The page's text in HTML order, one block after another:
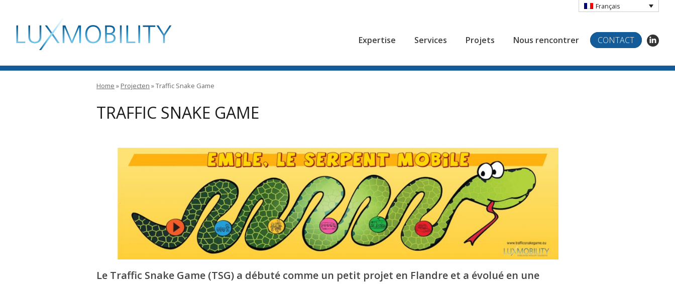
hoofdnavigatie
hoofd-
op
footer
Français
Expertise Services Projets Nous rencontrer CONTACT
Home » Projecten »Traffic Snake Game
TRAFFIC SNAKE GAME
Le Traffic Snake Game (TSG) a débuté comme un petit projet en Flandre et a évolué en une